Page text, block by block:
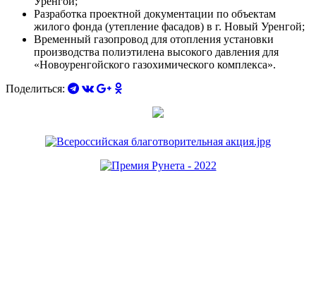
Разработка проектной документации по объектам
жилого фонда (утепление фасадов) в г. Новый Уренгой;
Временный газопровод для отопления установки
производства полиэтилена высокого давления для
«Новоуренгойского газохимического комплекса».
Поделиться: